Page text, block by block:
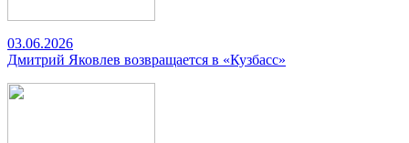
03.06.2026
Дмитрий Яковлев возвращается в «Кузбасс»